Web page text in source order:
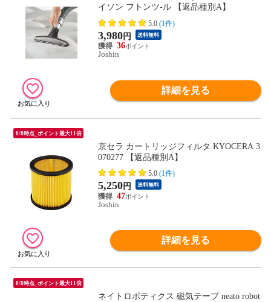
イソン フトンツ-ル 【返品種別A】
5.0 (1件)
3,980円 送料無料
36
Joshin
詳細を見る
8/8時点_ポイント最大11倍
京セラ カートリッジフィルタ KYOCERA 3
070277 【返品種別A】
5.0 (1件)
5,250円 送料無料
47
Joshin
詳細を見る
8/8時点_ポイント最大11倍
ネイトロボティクス 磁気テープ neato robot